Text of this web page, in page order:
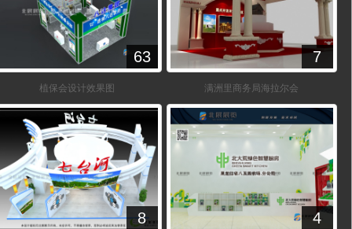
63
植保会设计效果图
7
满洲里商务局海拉尔会
8 4